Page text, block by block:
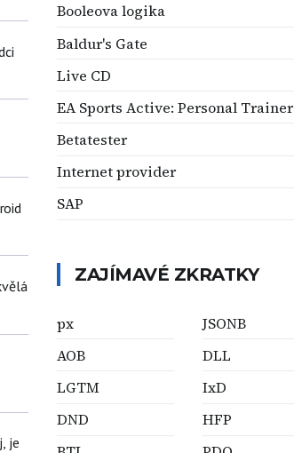
je
Booleova logika
Baldur's Gate
Live CD
EA Sports Active: Personal Trainer
Betatester
Internet provider
SAP
ZAJÍMAVÉ ZKRATKY
px
AOB
LGTM
DND
JSONB
DLL
IxD
HFP